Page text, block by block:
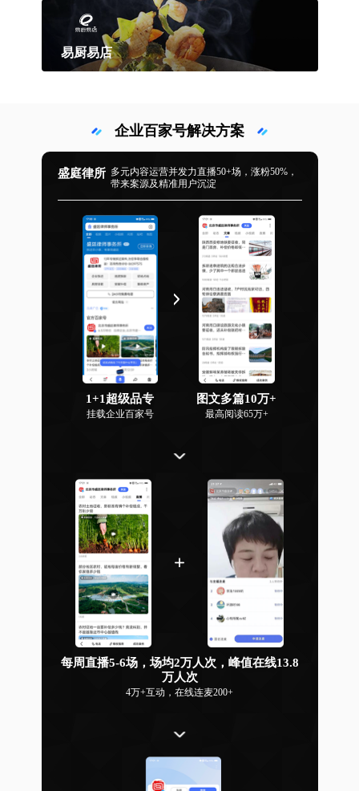
河小象
冷启动四个月，收获 4 W+粉丝
产生 300 W+播放量爆款小视频
收获月均 500 +线索量
易厨易店
发布优质美食小视频，达人厨师直播美食制作
吸粉无数，暴涨粉丝 3 万+
获取大量有效意向线索，找到新的生意机遇
企业百家号解决方案
盛庭律所 多元内容运营并发力直播50+场，涨粉50%，
带来案源及精准用户沉淀
1+1超级品专
挂载企业百家号
图文多篇10万+
最高阅读65万+
每周直播5-6场，场均2万人次，峰值在线13.8
万人次
4万+互动，在线连麦200+